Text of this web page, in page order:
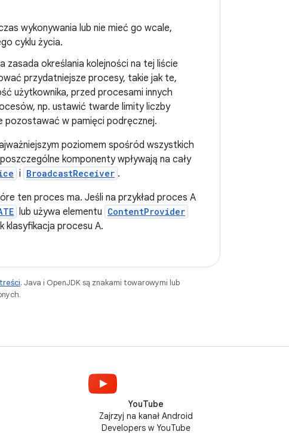
wykonywania lub nie mieć go wcale,
cyklu życia.
zasada określania kolejności na tej liście
przydatniejsze procesy, takie jak te,
użytkownika, przed procesami innych
np. ustawić twarde limity liczby
pozostawać w pamięci podręcznej.
poziomem spośród wszystkich
komponenty wpływają na cały
i BroadcastReceiver .
ten proces ma. Jeśli na przykład proces A
lub używa elementu ContentProvider
klasyfikacja procesu A.
. Java i OpenJDK są znakami towarowymi lub
YouTube
Zajrzyj na kanał Android
Developers w YouTube